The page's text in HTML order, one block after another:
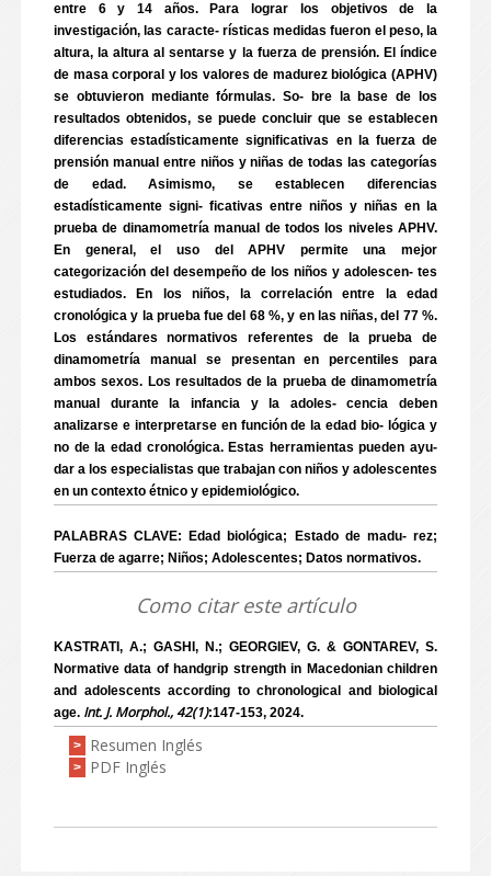
entre 6 y 14 años. Para lograr los objetivos de la
investigación, las caracte- rísticas medidas fueron el peso, la
altura, la altura al sentarse y la fuerza de prensión. El índice
de masa corporal y los valores de madurez biológica (APHV)
se obtuvieron mediante fórmulas. So- bre la base de los
resultados obtenidos, se puede concluir que se establecen
diferencias estadísticamente significativas en la fuerza de
prensión manual entre niños y niñas de todas las categorías
de edad. Asimismo, se establecen diferencias
estadísticamente signi- ficativas entre niños y niñas en la
prueba de dinamometría manual de todos los niveles APHV.
En general, el uso del APHV permite una mejor
categorización del desempeño de los niños y adolescen- tes
estudiados. En los niños, la correlación entre la edad
cronológica y la prueba fue del 68 %, y en las niñas, del 77 %.
Los estándares normativos referentes de la prueba de
dinamometría manual se presentan en percentiles para
ambos sexos. Los resultados de la prueba de dinamometría
manual durante la infancia y la adoles- cencia deben
analizarse e interpretarse en función de la edad bio- lógica y
no de la edad cronológica. Estas herramientas pueden ayu-
dar a los especialistas que trabajan con niños y adolescentes
en un contexto étnico y epidemiológico.
PALABRAS CLAVE: Edad biológica; Estado de madu- rez;
Fuerza de agarre; Niños; Adolescentes; Datos normativos.
Como citar este artículo
KASTRATI, A.; GASHI, N.; GEORGIEV, G. & GONTAREV, S.
Normative data of handgrip strength in Macedonian children
and adolescents according to chronological and biological
age. Int. J. Morphol., 42(1):147-153, 2024.
> Resumen Inglés
> PDF Inglés